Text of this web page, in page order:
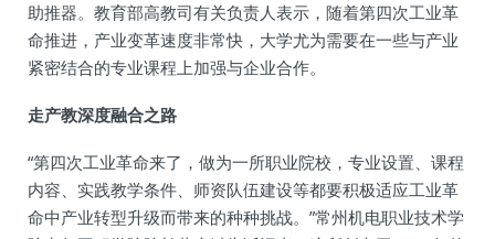
助推器。教育部高教司有关负责人表示，随着第四次工业革
命推进，产业变革速度非常快，大学尤为需要在一些与产业
紧密结合的专业课程上加强与企业合作。
走产教深度融合之路
“第四次工业革命来了，做为一所职业院校，专业设置、课程
内容、实践教学条件、师资队伍建设等都要积极适应工业革
命中产业转型升级而带来的种种挑战。”常州机电职业技术学